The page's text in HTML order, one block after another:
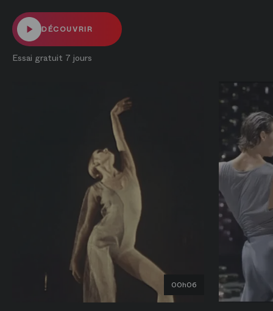
DÉCOUVRIR
Essai gratuit 7 jours
00h06